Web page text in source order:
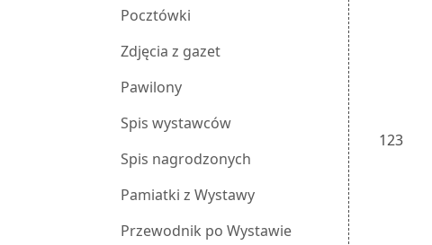
Pocztówki
Zdjęcia z gazet
Pawilony
Spis wystawców
Spis nagrodzonych
Pamiatki z Wystawy
Przewodnik po Wystawie
123